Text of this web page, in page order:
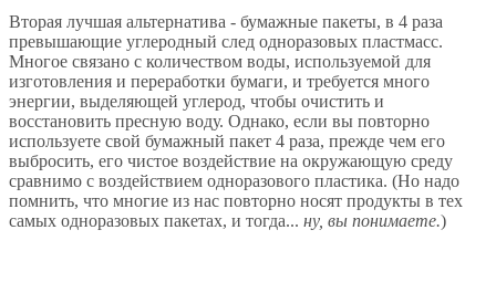
Вторая лучшая альтернатива - бумажные пакеты, в 4 раза
превышающие углеродный след одноразовых пластмасс.
Многое связано с количеством воды, используемой для
изготовления и переработки бумаги, и требуется много
энергии, выделяющей углерод, чтобы очистить и
восстановить пресную воду. Однако, если вы повторно
используете свой бумажный пакет 4 раза, прежде чем его
выбросить, его чистое воздействие на окружающую среду
сравнимо с воздействием одноразового пластика. (Но надо
помнить, что многие из нас повторно носят продукты в тех
самых одноразовых пакетах, и тогда... ну, вы понимаете.)